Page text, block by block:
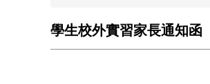
學生校外實習家長通知函